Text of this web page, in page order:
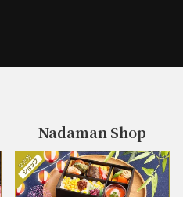
Nadaman Shop